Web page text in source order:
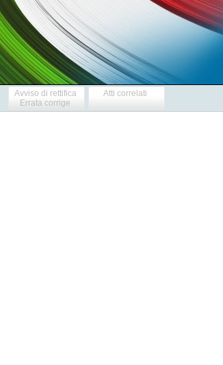
Avviso di rettifica
Errata corrige
Atti correlati